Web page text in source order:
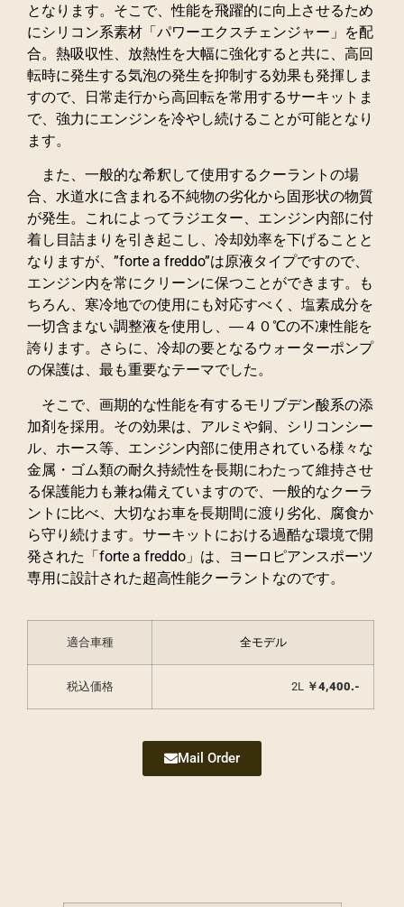
となります。そこで、性能を飛躍的に向上させるため
にシリコン系素材「パワーエクスチェンジャー」を配
合。熱吸収性、放熱性を大幅に強化すると共に、高回
転時に発生する気泡の発生を抑制する効果も発揮しま
すので、日常走行から高回転を常用するサーキットま
で、強力にエンジンを冷やし続けることが可能となり
ます。
また、一般的な希釈して使用するクーラントの場
合、水道水に含まれる不純物の劣化から固形状の物質
が発生。これによってラジエター、エンジン内部に付
着し目詰まりを引き起こし、冷却効率を下げることと
なりますが、”forte a freddo”は原液タイプですので、
エンジン内を常にクリーンに保つことができます。も
ちろん、寒冷地での使用にも対応すべく、塩素成分を
一切含まない調整液を使用し、―４０℃の不凍性能を
誇ります。さらに、冷却の要となるウォーターポンプ
の保護は、最も重要なテーマでした。
そこで、画期的な性能を有するモリブデン酸系の添
加剤を採用。その効果は、アルミや銅、シリコンシー
ル、ホース等、エンジン内部に使用されている様々な
金属・ゴム類の耐久持続性を長期にわたって維持させ
る保護能力も兼ね備えていますので、一般的なクーラ
ントに比べ、大切なお車を長期間に渡り劣化、腐食か
ら守り続けます。サーキットにおける過酷な環境で開
発された「forte a freddo」は、ヨーロピアンスポーツ
専用に設計された超高性能クーラントなのです。
適合車種 全モデル
税込価格 2L ￥4,400.-
Mail Order